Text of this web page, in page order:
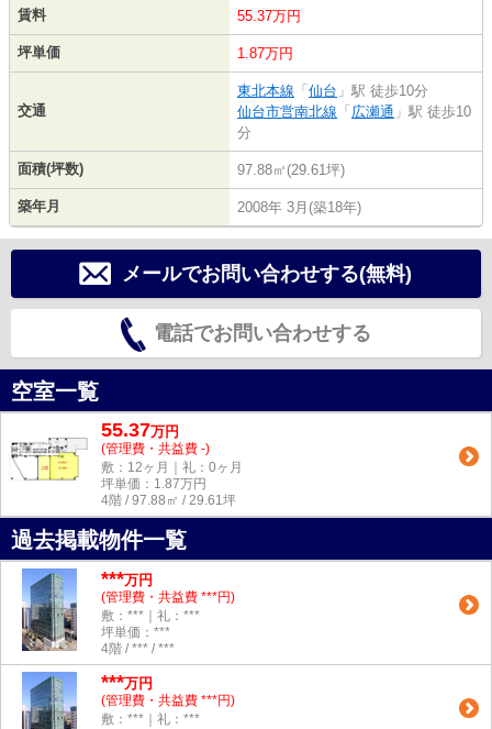
賃料 55.37万円
坪単価 1.87万円
交通
東北本線 「 仙台 」駅 徒歩10分
仙台市営南北線 「 広瀬通 」駅 徒歩10
分
面積(坪数) 97.88㎡(29.61坪)
築年月 2008年 3月(築18年)
メールでお問い合わせする(無料)
電話でお問い合わせする
空室一覧
55.37万円
(管理費・共益費 -)
敷：12ヶ月｜礼：0ヶ月
坪単価： 1.87万円
4階 / 97.88㎡ / 29.61坪
過去掲載物件一覧
***万円
(管理費・共益費 ***円)
敷：***｜礼：***
坪単価：***
4階 / *** / ***
***万円
(管理費・共益費 ***円)
敷：***｜礼：***